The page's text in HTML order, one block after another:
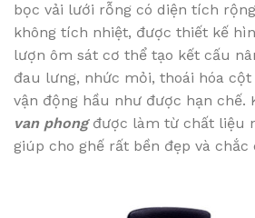
bọc vải lưới rỗng có diện tích
không tích nhiệt, được thiết kế
lượn ôm sát cơ thể tạo kết cấu
đau lưng, nhức mỏi, thoái hóa
vận động hầu như được hạn chế.
van phongđược làm từ chất liệu
giúp cho ghế rất bền đẹp và chắc